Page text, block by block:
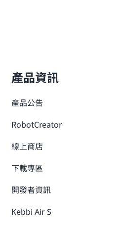
產品資訊
產品公告
RobotCreator
線上商店
下載專區
開發者資訊
Kebbi Air S